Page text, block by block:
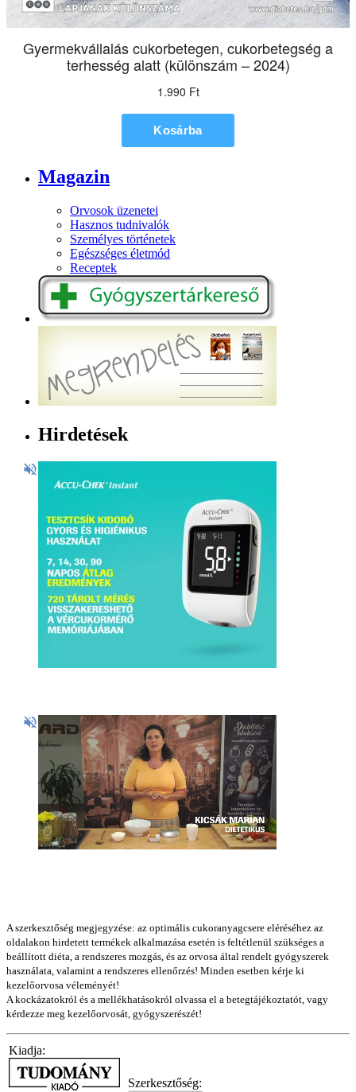
Magazin
Orvosok üzenetei
Hasznos tudnivalók
Személyes történetek
Egészséges életmód
Receptek
Hirdetések
A szerkesztőség megjegyzése: az optimális cukoranyagcsere eléréséhez az
oldalakon hirdetett termékek alkalmazása esetén is feltétlenül szükséges a
beállított diéta, a rendszeres mozgás, és az orvosa által rendelt gyógyszerek
használata, valamint a rendszeres ellenőrzés! Minden esetben kérje ki
kezelőorvosa véleményét!
A kockázatokról és a mellékhatásokról olvassa el a betegtájékoztatót, vagy
kérdezze meg kezelőorvosát, gyógyszerészét!
Kiadja:
Szerkesztőség: